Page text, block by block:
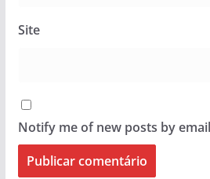
Site
Notify me of new posts by